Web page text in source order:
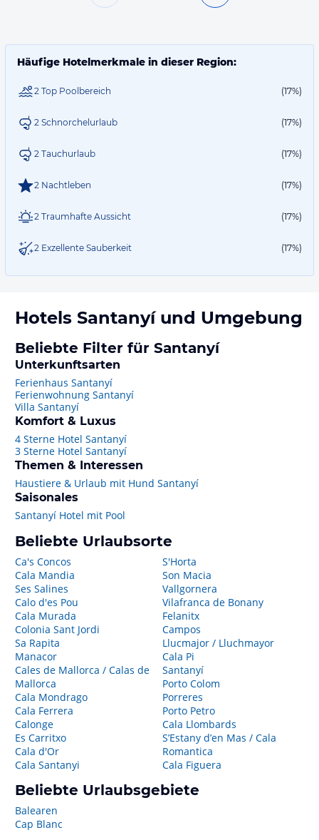
Häufige Hotelmerkmale in dieser Region:
2 Top Poolbereich (17%)
2 Schnorchelurlaub (17%)
2 Tauchurlaub (17%)
2 Nachtleben (17%)
2 Traumhafte Aussicht (17%)
2 Exzellente Sauberkeit (17%)
Hotels Santanyíund Umgebung
Beliebte Filter für Santanyí
Unterkunftsarten
Ferienhaus Santanyí
Ferienwohnung Santanyí
Villa Santanyí
Komfort & Luxus
4 Sterne Hotel Santanyí
3 Sterne Hotel Santanyí
Themen & Interessen
Haustiere & Urlaub mit Hund Santanyí
Saisonales
Santanyí Hotel mit Pool
Beliebte Urlaubsorte
Ca's Concos
Cala Mandia
Ses Salines
Calo d'es Pou
Cala Murada
Colonia Sant Jordi
Sa Rapita
Manacor
Cales de Mallorca / Calas de
Mallorca
Cala Mondrago
Cala Ferrera
Calonge
Es Carritxo
Cala d'Or
Cala Santanyi
S'Horta
Son Macia
Vallgornera
Vilafranca de Bonany
Felanitx
Campos
Llucmajor / Lluchmayor
Cala Pi
Santanyí
Porto Colom
Porreres
Porto Petro
Cala Llombards
S’Estany d’en Mas / Cala
Romantica
Cala Figuera
Beliebte Urlaubsgebiete
Balearen
Cap Blanc